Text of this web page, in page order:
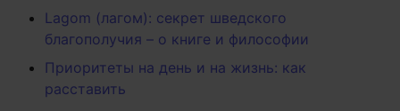
Lagom (лагом): секрет шведского
благополучия – о книге и философии
Приоритеты на день и на жизнь: как
расставить